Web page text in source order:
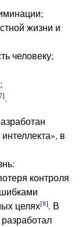
жизни и
человеку;
.
в
контроля
целях[8]. В